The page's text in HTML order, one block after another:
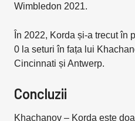
Wimbledon 2021.
În 2022, Korda și-a trecut în
0 la seturi în fața lui
Cincinnati și Antwerp.
Concluzii
Khachanov – Korda este